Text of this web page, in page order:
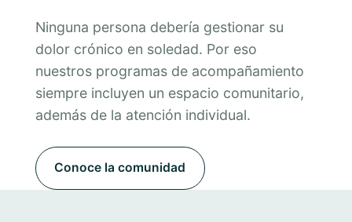
Ninguna persona debería gestionar su
dolor crónico en soledad. Por eso
nuestros programas de acompañamiento
siempre incluyen un espacio comunitario,
además de la atención individual.
Conoce la comunidad